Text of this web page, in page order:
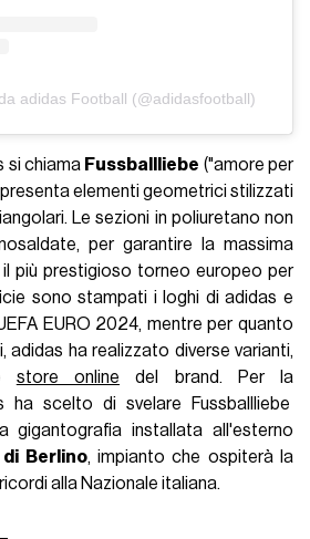
adidas Football (@adidasfootball)
si chiama Fussballliebe ("amore per
elementi geometrici stilizzati
Le sezioni in poliuretano non
per garantire la massima
più prestigioso torneo europeo per
sono stampati i loghi di adidas e
EURO 2024, mentre per quanto
adidas ha realizzato diverse varianti,
store online del brand. Per la
ha scelto di svelare Fussballliebe
gigantografia installata all'esterno
Berlino, impianto che ospiterà la
alla Nazionale italiana.